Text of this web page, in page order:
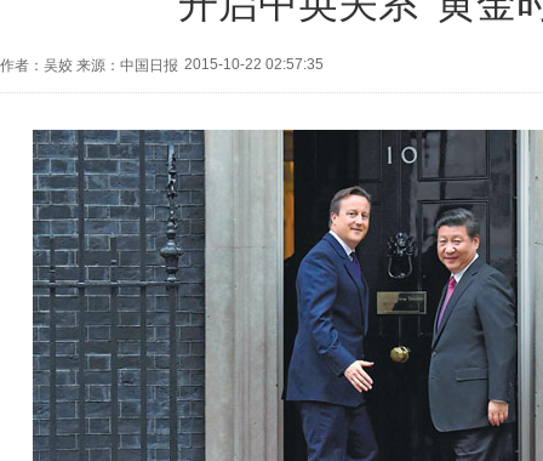
作者：吴姣 来源：中国日报 2015-10-22 02:57:35